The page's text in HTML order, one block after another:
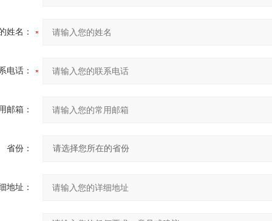
姓名：
电话：
邮箱：
省份：
地址：